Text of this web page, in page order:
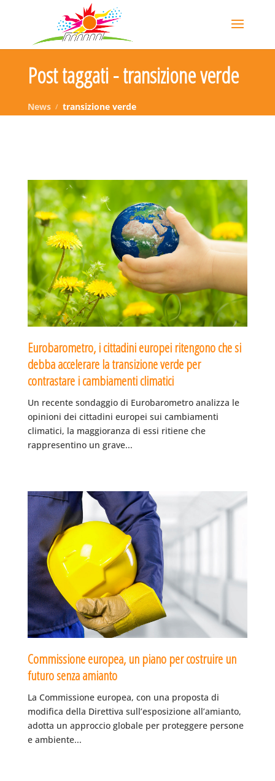
Post taggati - transizione verde
News transizione verde
Eurobarometro, i cittadini europei ritengono che si
debba accelerare la transizione verde per
contrastare i cambiamenti climatici
Un recente sondaggio di Eurobarometro analizza le
opinioni dei cittadini europei sui cambiamenti
climatici, la maggioranza di essi ritiene che
rappresentino un grave...
Commissione europea, un piano per costruire un
futuro senza amianto
La Commissione europea, con una proposta di
modifica della Direttiva sull’esposizione all’amianto,
adotta un approccio globale per proteggere persone
e ambiente...